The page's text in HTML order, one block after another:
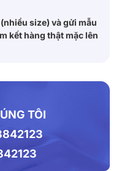
size) và gửi mẫu
kết hàng thật mặc lên
TÔI